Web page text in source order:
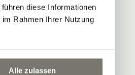
diese Informationen
Rahmen Ihrer Nutzung
Alle zulassen